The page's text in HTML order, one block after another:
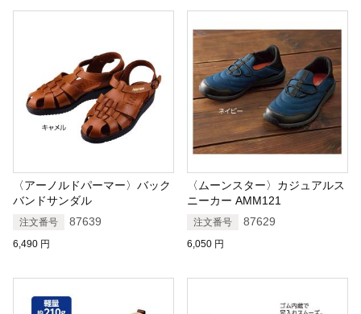
〈アーノルドパーマー〉バック
バンドサンダル
注文番号 87639
6,490 円
〈ムーンスター〉カジュアルス
ニーカー AMM121
注文番号 87629
6,050 円